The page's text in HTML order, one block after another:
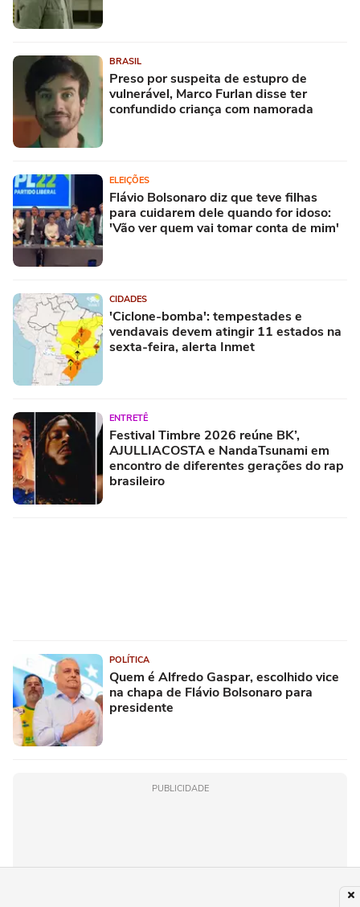
BRASIL
Preso por suspeita de estupro de
vulnerável, Marco Furlan disse ter
confundido criança com namorada
ELEIÇÕES
Flávio Bolsonaro diz que teve filhas
para cuidarem dele quando for idoso:
'Vão ver quem vai tomar conta de mim'
CIDADES
'Ciclone-bomba': tempestades e
vendavais devem atingir 11 estados na
sexta-feira, alerta Inmet
ENTRETÊ
Festival Timbre 2026 reúne BK’,
AJULLIACOSTA e NandaTsunami em
encontro de diferentes gerações do rap
brasileiro
POLÍTICA
Quem é Alfredo Gaspar, escolhido vice
na chapa de Flávio Bolsonaro para
presidente
PUBLICIDADE